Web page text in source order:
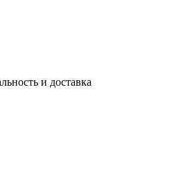
и доставка